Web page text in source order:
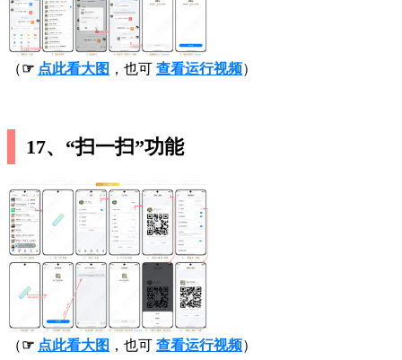
（☞ 点此看大图 ，也可 查看运行视频）
17、“扫一扫”功能
（☞ 点此看大图 ，也可 查看运行视频）